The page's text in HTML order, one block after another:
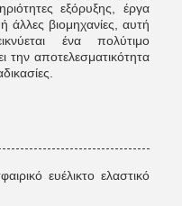
εξόρυξης, έργα
άλλες βιομηχανίες, αυτή
ένα πολύτιμο
την αποτελεσματικότητα
ευέλικτο ελαστικό